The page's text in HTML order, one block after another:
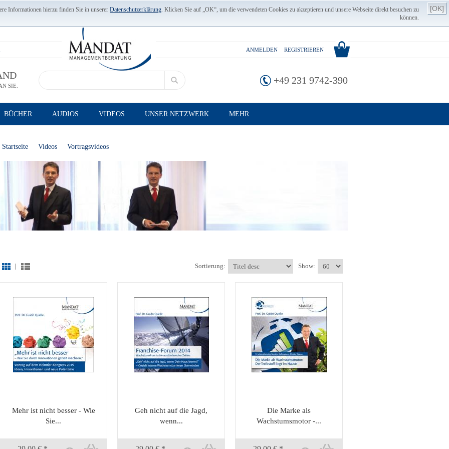
Informationen hierzu finden Sie in unserer Datenschutzerklärung. Klicken Sie auf „OK“, um die verwendeten Cookies zu akzeptieren und unsere Webseite direkt besuchen zu
können.
[OK]
ANMELDEN REGISTRIEREN
SIE. +49 231 9742-390
BÜCHER AUDIOS VIDEOS UNSER NETZWERK MEHR
Startseite Videos Vortragsvideos
| Sortierung: Show:
Mehr ist nicht besser - Wie
Sie...
Geh nicht auf die Jagd,
wenn...
Die Marke als
Wachstumsmotor -...